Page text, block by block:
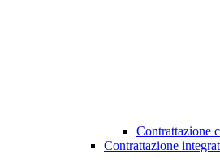
Contrattazione
Contrattazione